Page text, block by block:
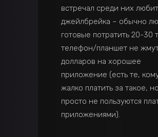
встречал среди них
джейлбрейка – обычно
готовые потратить 20-30
телефон/планшет не
долларов на хорошее
приложение (есть те,
жалко платить за такое,
просто не пользуются
приложениями).